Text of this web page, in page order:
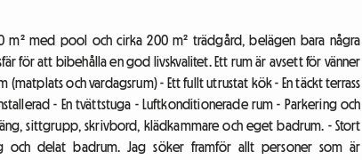
med pool och cirka 200 m² trädgård, belägen bara några
för att bibehålla en god livskvalitet. Ett rum är avsett för vänner
och vardagsrum) - Ett fullt utrustat kök - En täckt terrass
- En tvättstuga - Luftkonditionerade rum - Parkering och
sittgrupp, skrivbord, klädkammare och eget badrum. - Stort
och delat badrum. Jag söker framför allt personer som är